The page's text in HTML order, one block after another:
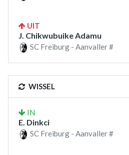
UIT
J. Chikwubuike Adamu
SC Freiburg - Aanvaller #
WISSEL
IN
E. Dinkci
SC Freiburg - Aanvaller #